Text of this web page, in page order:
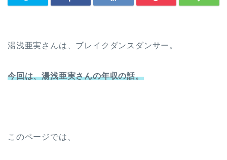
湯浅亜実さんは、ブレイクダンスダンサー。
今回は、湯浅亜実さんの年収の話。
このページでは、